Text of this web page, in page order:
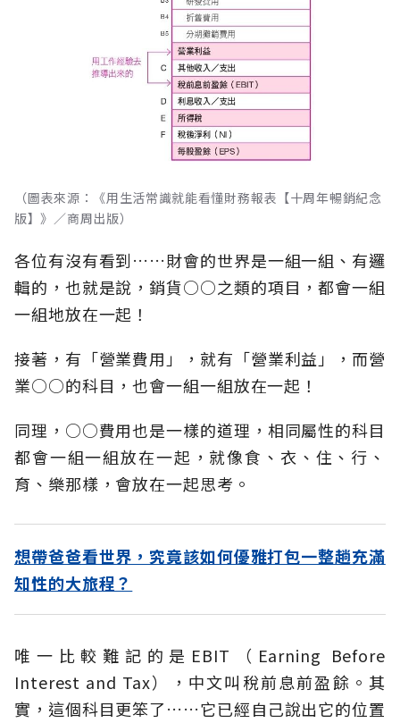
（圖表來源：《用生活常識就能看懂財務報表【十周年暢銷紀念
版】》／商周出版）
各位有沒有看到……財會的世界是一組一組、有邏
輯的，也就是說，銷貨○○之類的項目，都會一組
一組地放在一起！
接著，有「營業費用」，就有「營業利益」，而營
業○○的科目，也會一組一組放在一起！
同理，○○費用也是一樣的道理，相同屬性的科目
都會一組一組放在一起，就像食、衣、住、行、
育、樂那樣，會放在一起思考。
想帶爸爸看世界，究竟該如何優雅打包一整趟充滿
知性的大旅程？
唯一比較難記的是EBIT（Earning Before
Interest and Tax），中文叫稅前息前盈餘。其
實，這個科目更笨了……它已經自己說出它的位置